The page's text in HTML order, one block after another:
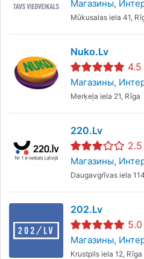
Магазины
Mūkusalas iela 41,
Nuko.lv
4.5
Магазины
Merķeļa iela 21, Rīga
220.lv
2.5
Магазины
Daugavgrīvas iela
202.lv
5.0
Магазины
Krustpils iela 12, Rīga